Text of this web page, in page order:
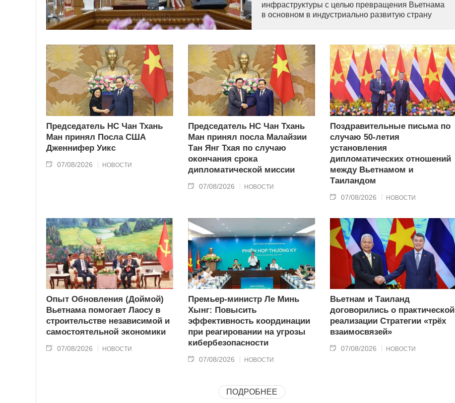
инфраструктуры с целью превращения Вьетнама
в основном в индустриально развитую страну
Председатель НС Чан Тхань
Ман принял Посла США
Дженнифер Уикс
07/08/2026 НОВОСТИ
Председатель НС Чан Тхань
Ман принял посла Малайзии
Тан Янг Тхая по случаю
окончания срока
дипломатической миссии
07/08/2026 НОВОСТИ
Поздравительные письма по
случаю 50-летия
установления
дипломатических отношений
между Вьетнамом и
Таиландом
07/08/2026 НОВОСТИ
Опыт Обновления (Доймой)
Вьетнама помогает Лаосу в
строительстве независимой и
самостоятельной экономики
07/08/2026 НОВОСТИ
Премьер-министр Ле Минь
Хынг: Повысить
эффективность координации
при реагировании на угрозы
кибербезопасности
07/08/2026 НОВОСТИ
Вьетнам и Таиланд
договорились о практической
реализации Стратегии «трёх
взаимосвязей»
07/08/2026 НОВОСТИ
ПОДРОБНЕЕ